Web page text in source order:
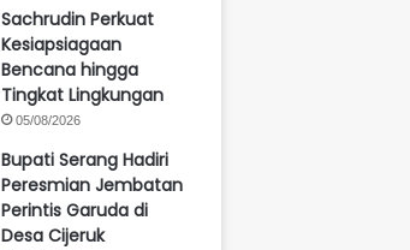
Sachrudin Perkuat
Kesiapsiagaan
Bencana hingga
Tingkat Lingkungan
05/08/2026
Bupati Serang Hadiri
Peresmian Jembatan
Perintis Garuda di
Desa Cijeruk